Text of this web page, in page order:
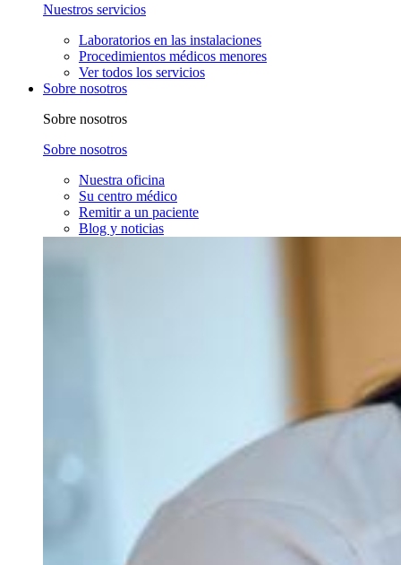
Nuestros servicios
Laboratorios en las instalaciones
Procedimientos médicos menores
Ver todos los servicios
Sobre nosotros
Sobre nosotros
Sobre nosotros
Nuestra oficina
Su centro médico
Remitir a un paciente
Blog y noticias